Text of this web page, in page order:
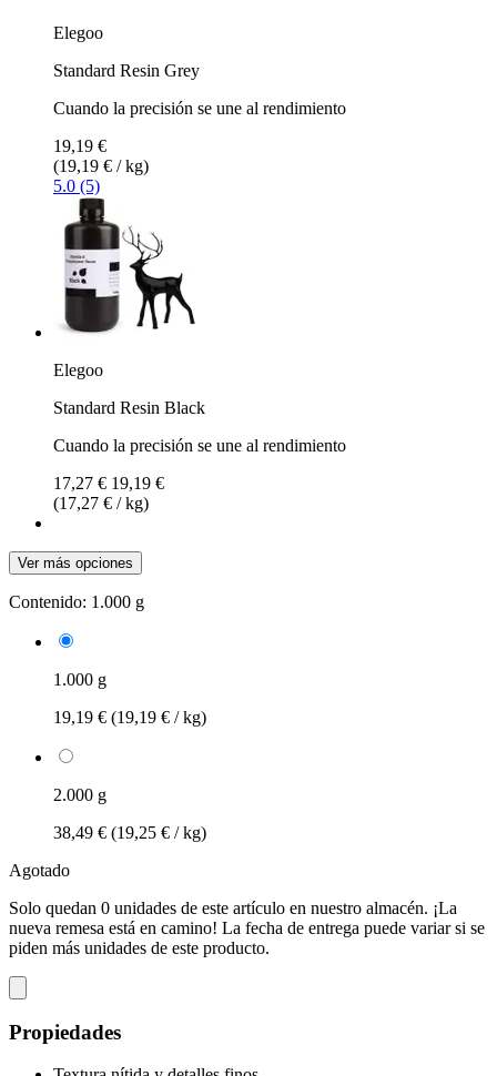
Elegoo
Standard Resin Grey
Cuando la precisión se une al rendimiento
19,19 €
(19,19 € / kg)
5.0 (5)
Elegoo
Standard Resin Black
Cuando la precisión se une al rendimiento
17,27 € 19,19 €
(17,27 € / kg)
Ver más opciones
Contenido: 1.000 g
1.000 g
19,19 € (19,19 € / kg)
2.000 g
38,49 € (19,25 € / kg)
Agotado
Solo quedan 0 unidades de este artículo en nuestro almacén. ¡La
nueva remesa está en camino! La fecha de entrega puede variar si se
piden más unidades de este producto.
Propiedades